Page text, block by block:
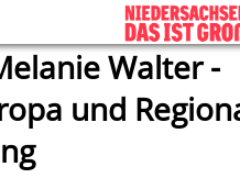
Walter -
und